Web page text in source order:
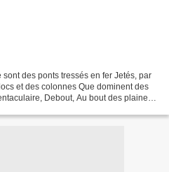
des ponts tressés en fer Jetés, par
et des colonnes Que dominent des
Debout, Au bout des plaines